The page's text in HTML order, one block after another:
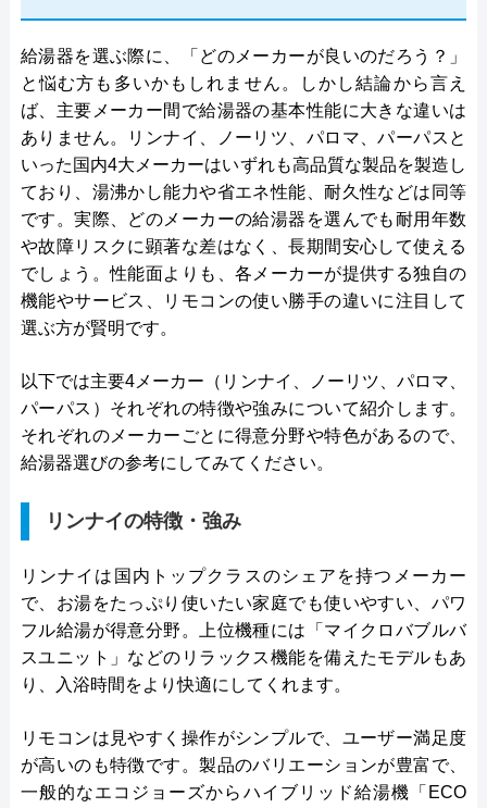
給湯器を選ぶ際に、「どのメーカーが良いのだろう？」
と悩む方も多いかもしれません。しかし結論から言え
ば、主要メーカー間で給湯器の基本性能に大きな違いは
ありません。リンナイ、ノーリツ、パロマ、パーパスと
いった国内4大メーカーはいずれも高品質な製品を製造し
ており、湯沸かし能力や省エネ性能、耐久性などは同等
です。実際、どのメーカーの給湯器を選んでも耐用年数
や故障リスクに顕著な差はなく、長期間安心して使える
でしょう。性能面よりも、各メーカーが提供する独自の
機能やサービス、リモコンの使い勝手の違いに注目して
選ぶ方が賢明です。
以下では主要4メーカー（リンナイ、ノーリツ、パロマ、
パーパス）それぞれの特徴や強みについて紹介します。
それぞれのメーカーごとに得意分野や特色があるので、
給湯器選びの参考にしてみてください。
リンナイの特徴・強み
リンナイは国内トップクラスのシェアを持つメーカー
で、お湯をたっぷり使いたい家庭でも使いやすい、パワ
フル給湯が得意分野。上位機種には「マイクロバブルバ
スユニット」などのリラックス機能を備えたモデルもあ
り、入浴時間をより快適にしてくれます。
リモコンは見やすく操作がシンプルで、ユーザー満足度
が高いのも特徴です。製品のバリエーションが豊富で、
一般的なエコジョーズからハイブリッド給湯機「ECO